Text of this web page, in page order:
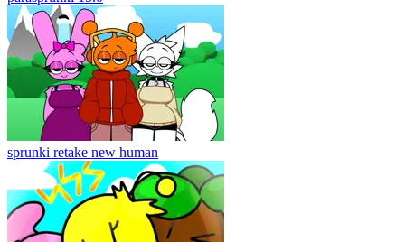
sprunki retake new human